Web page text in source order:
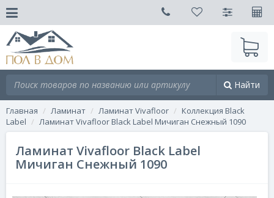
Найти
Главная Ламинат Ламинат Vivafloor
Коллекция Black
Label
Ламинат Vivafloor Black Label Мичиган Снежный 1090
Ламинат Vivafloor Black Label
Мичиган Снежный 1090